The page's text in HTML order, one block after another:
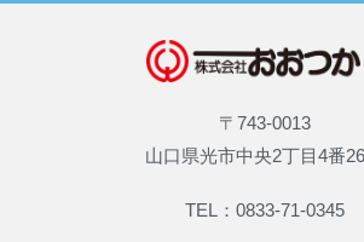
〒743-0013
山口県光市中央2丁目4番
TEL：0833-71-0345